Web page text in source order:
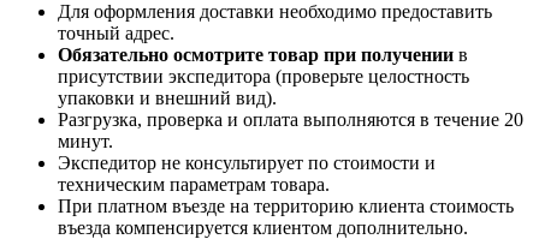
Для оформления доставки необходимо предоставить
точный адрес.
Обязательно осмотрите товар при получении в
присутствии экспедитора (проверьте целостность
упаковки и внешний вид).
Разгрузка, проверка и оплата выполняются в течение 20
минут.
Экспедитор не консультирует по стоимости и
техническим параметрам товара.
При платном въезде на территорию клиента стоимость
въезда компенсируется клиентом дополнительно.